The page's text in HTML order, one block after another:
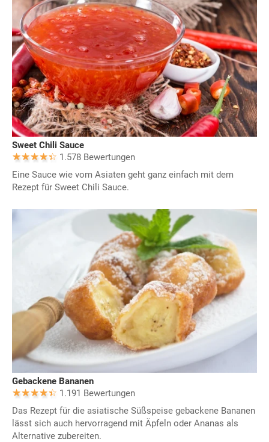
Sweet Chili Sauce
1.578 Bewertungen
Eine Sauce wie vom Asiaten geht ganz einfach mit dem
Rezept für Sweet Chili Sauce.
Gebackene Bananen
1.191 Bewertungen
Das Rezept für die asiatische Süßspeise gebackene Bananen
lässt sich auch hervorragend mit Äpfeln oder Ananas als
Alternative zubereiten.